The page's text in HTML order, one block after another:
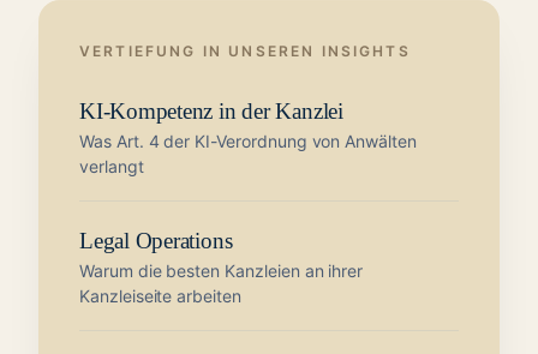
VERTIEFUNG IN UNSEREN INSIGHTS
KI-Kompetenz in der Kanzlei
Was Art. 4 der KI-Verordnung von Anwälten
verlangt
Legal Operations
Warum die besten Kanzleien an ihrer
Kanzleiseite arbeiten